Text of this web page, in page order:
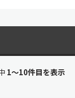
1〜10件目を表示